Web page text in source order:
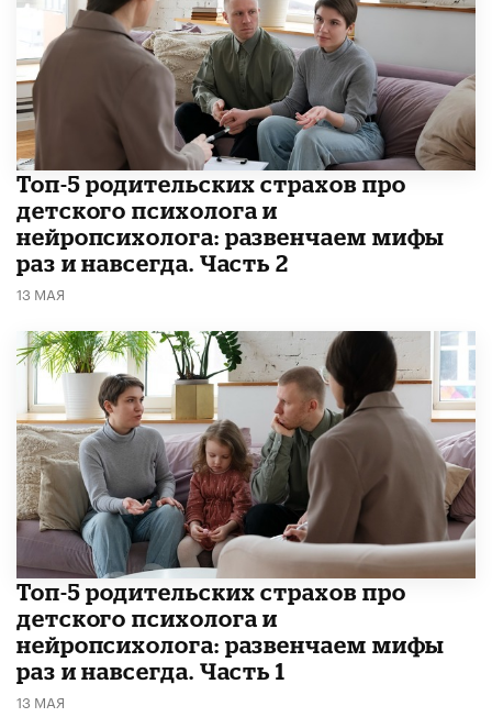
​​Топ-5 родительских страхов про
детского психолога и
нейропсихолога: развенчаем мифы
раз и навсегда. Часть 2
13 МАЯ
​Топ-5 родительских страхов про
детского психолога и
нейропсихолога: развенчаем мифы
раз и навсегда. Часть 1
13 МАЯ